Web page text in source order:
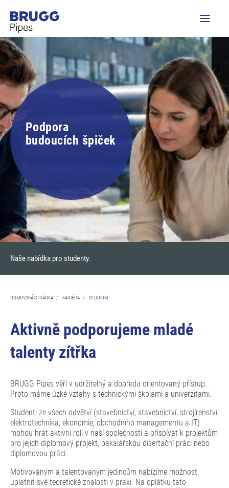
Podpora
budoucích špiček
Naše nabídka pro studenty.
DOMOVSKÁ STRÁNKA / KARIÉRA / STUDIUM
Aktivně podporujeme mladé
talenty zítřka
BRUGG Pipes věří v udržitelný a dopředu orientovaný přístup.
Proto máme úzké vztahy s technickými školami a univerzitami.
Studenti ze všech odvětví (stavebnictví, stavebnictví, strojírenství,
elektrotechnika, ekonomie, obchodního managementu a IT)
mohou hrát aktivní roli v naší společnosti a přispívat k projektům
pro jejich diplomový projekt, bakalářskou disertační práci nebo
diplomovou práci.
Motivovaným a talentovaným jedincům nabízíme možnost
uplatnit své teoretické znalosti v praxi. Na oplátku tato